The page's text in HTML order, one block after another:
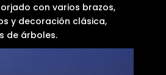
con varios brazos,
y decoración clásica,
de árboles.